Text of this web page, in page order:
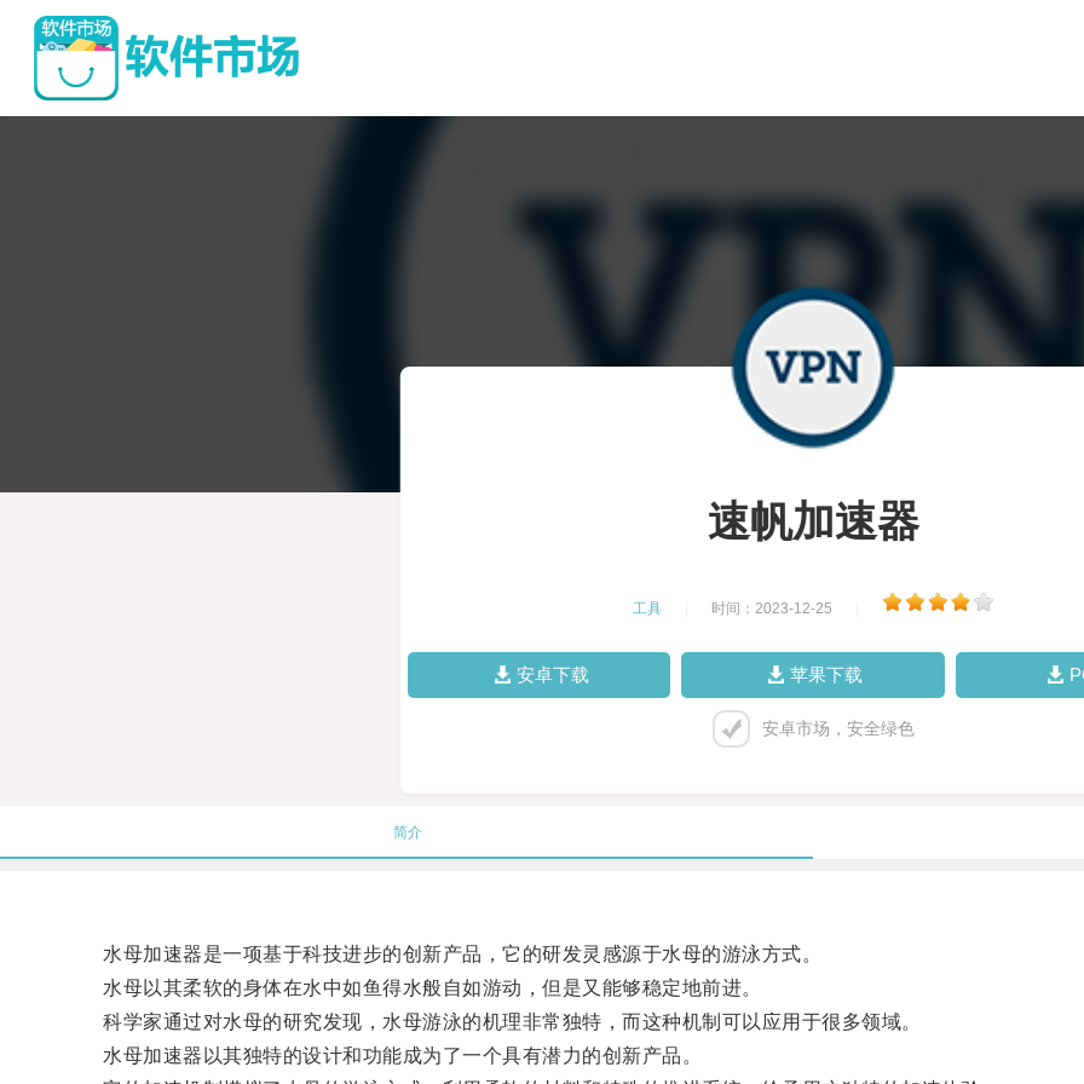
速帆加速器
工具 时间：2023-12-25
安卓下载 苹果下载
安卓市场，安全绿色
简介
水母加速器是一项基于科技进步的创新产品，它的研发灵感源于水母的游泳方式。
水母以其柔软的身体在水中如鱼得水般自如游动，但是又能够稳定地前进。
科学家通过对水母的研究发现，水母游泳的机理非常独特，而这种机制可以应用于很多领域。
水母加速器以其独特的设计和功能成为了一个具有潜力的创新产品。